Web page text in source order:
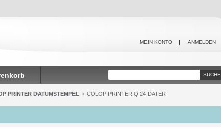
MEIN KONTO ANMELDEN
SUCHE
PRINTER DATUMSTEMPEL > COLOP PRINTER Q 24 DATER